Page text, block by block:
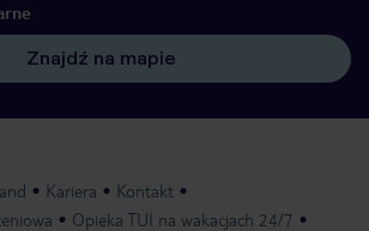
Znajdź na mapie
Kariera
Kontakt
Opieka TUI na wakacjach 24/7